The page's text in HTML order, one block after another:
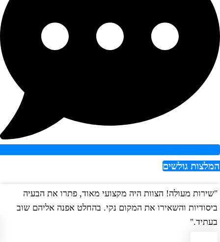
גולשים
מעולה! הצוות היה מקצועי מאוד, פתרו את הבעיה
והשאירו את המקום נקי. בהחלט אפנה אליהם שוב